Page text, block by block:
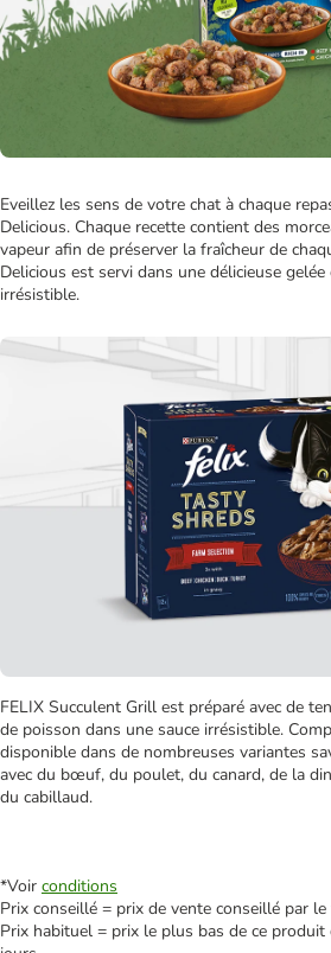
Eveillez les sens de votre chat à chaque
Delicious. Chaque recette contient des
vapeur afin de préserver la fraîcheur de
Delicious est servi dans une délicieuse
irrésistible.
FELIX Succulent Grill est préparé avec de
de poisson dans une sauce irrésistible.
disponible dans de nombreuses variantes
avec du bœuf, du poulet, du canard, de la
du cabillaud.
*Voir conditions
Prix conseillé = prix de vente conseillé par
Prix habituel = prix le plus bas de ce